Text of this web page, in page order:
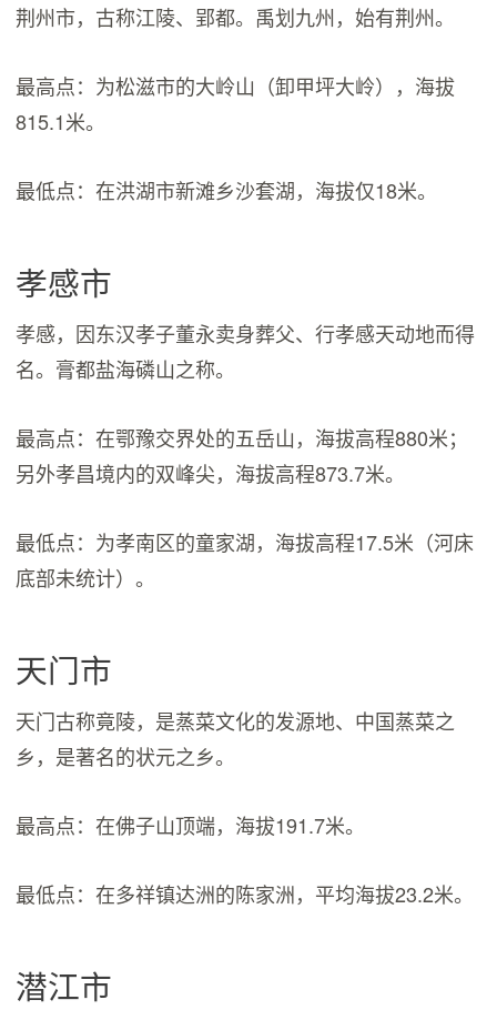
荆州市，古称江陵、郢都。禹划九州，始有荆州。
最高点：为松滋市的大岭山（卸甲坪大岭），海拔
815.1米。
最低点：在洪湖市新滩乡沙套湖，海拔仅18米。
孝感市
孝感，因东汉孝子董永卖身葬父、行孝感天动地而得
名。膏都盐海磷山之称。
最高点：在鄂豫交界处的五岳山，海拔高程880米；
另外孝昌境内的双峰尖，海拔高程873.7米。
最低点：为孝南区的童家湖，海拔高程17.5米（河床
底部未统计）。
天门市
天门古称竟陵，是蒸菜文化的发源地、中国蒸菜之
乡，是著名的状元之乡。
最高点：在佛子山顶端，海拔191.7米。
最低点：在多祥镇达洲的陈家洲，平均海拔23.2米。
潜江市